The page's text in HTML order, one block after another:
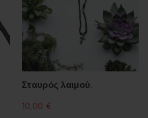
Σταυρός λαιμού.
10,00 €